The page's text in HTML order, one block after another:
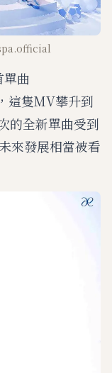
單曲
這隻MV攀升到
的全新單曲受到
來發展相當被看